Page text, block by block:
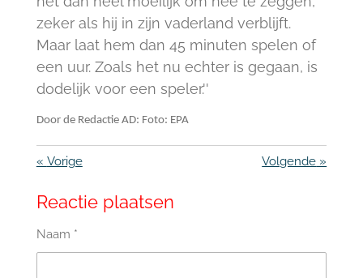
zeker als hij in zijn vaderland verblijft.
Maar laat hem dan 45 minuten spelen of
een uur. Zoals het nu echter is gegaan, is
dodelijk voor een speler.''
Door de Redactie AD: Foto: EPA
« Vorige Volgende »
Reactie plaatsen
Naam *